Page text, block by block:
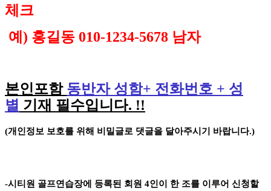
체크
예 ) 홍길동 010-1234-5678 남자
본인포함 동반자 성함+ 전화번호 + 성
별 기재 필수입니다. !!
(개인정보 보호를 위해 비밀글로 댓글을 달아주시기 바랍니다.)
-시티원 골프연습장에 등록된 회원 4인이 한 조를 이루어 신청할